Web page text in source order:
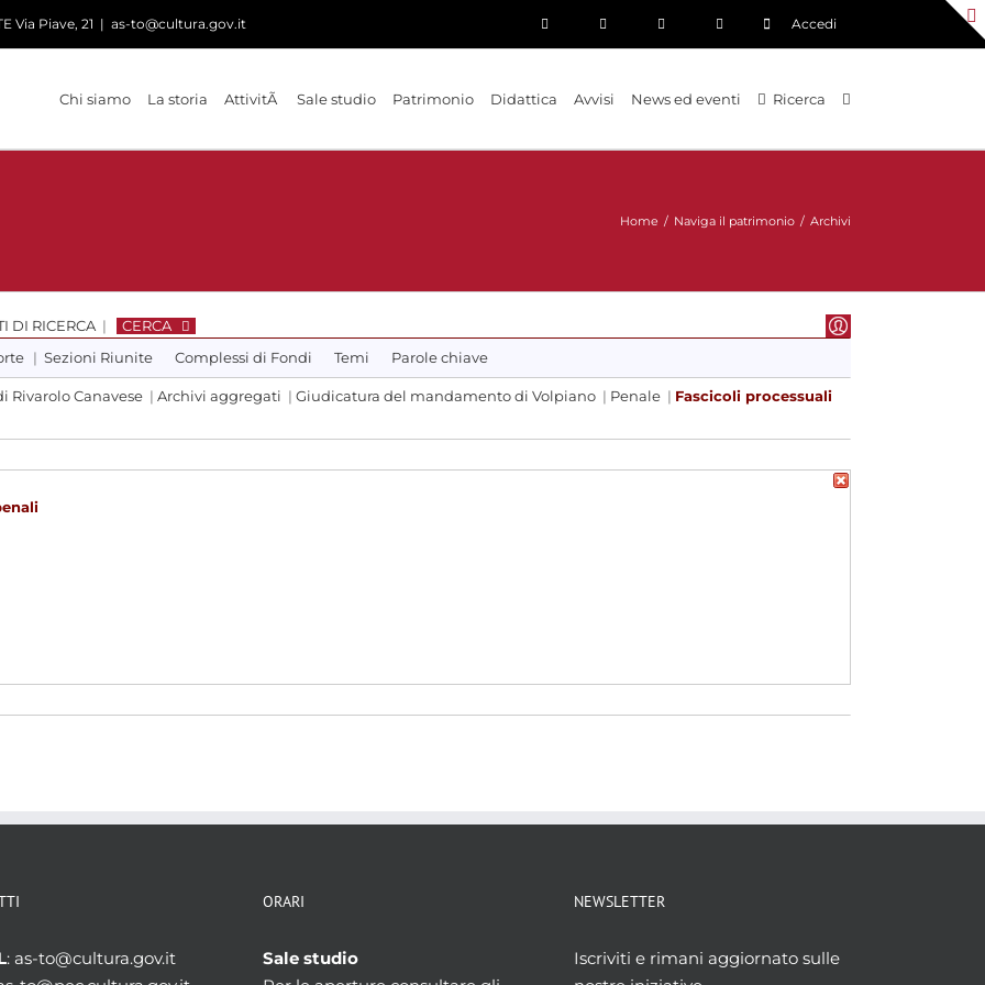
Via Piave, 21 | as-to@cultura.gov.it Accedi
Chi siamo La storia AttivitÃ Sale studio Patrimonio Didattica Avvisi News ed eventi Ricerca
Home / Naviga il patrimonio / Archivi
DI RICERCA |
CERCA
| Sezioni Riunite Complessi di Fondi Temi Parole chiave
Rivarolo Canavese | Archivi aggregati | Giudicatura del mandamento di Volpiano | Penale | Fascicoli processuali
: as-to@cultura.gov.it
ORARI
Sale studio
NEWSLETTER
Iscriviti e rimani aggiornato sulle